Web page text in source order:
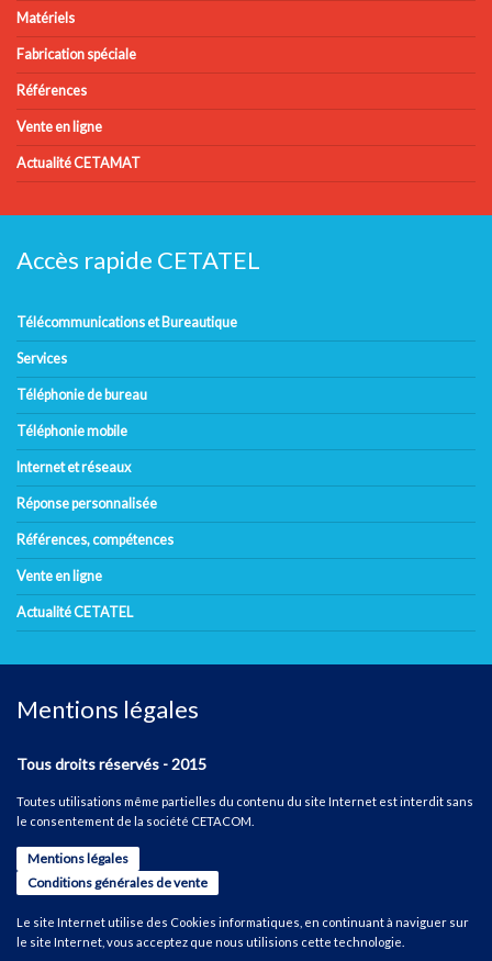
Matériels
Fabrication spéciale
Références
Vente en ligne
Actualité CETAMAT
Accès rapide CETATEL
Télécommunications et Bureautique
Services
Téléphonie de bureau
Téléphonie mobile
Internet et réseaux
Réponse personnalisée
Références, compétences
Vente en ligne
Actualité CETATEL
Mentions légales
Tous droits réservés - 2015
Toutes utilisations même partielles du contenu du site Internet est interdit sans
le consentement de la société CETACOM.
Mentions légales
Conditions générales de vente
Le site Internet utilise des Cookies informatiques, en continuant à naviguer sur
le site Internet, vous acceptez que nous utilisions cette technologie.